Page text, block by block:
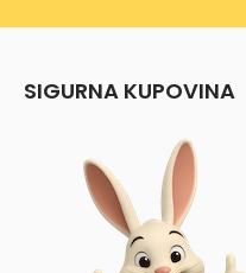
SIGURNA KUPOVINA